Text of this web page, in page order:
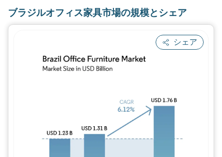
ブラジルオフィス家具市場の規模とシェア
シェア